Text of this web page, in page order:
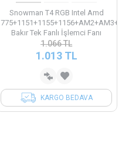
Snowman T4 RGB Intel Amd
Bakır Tek Fanlı İşlemci Fanı
1.066TL
1.013TL
KARGO BEDAVA